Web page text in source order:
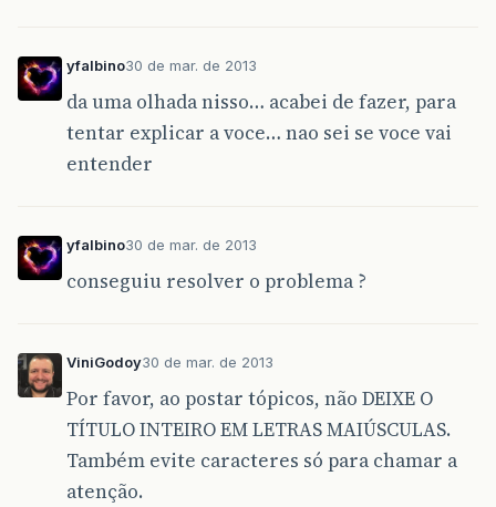
yfalbino30 de mar. de 2013
da uma olhada nisso… acabei de fazer, para
tentar explicar a voce… nao sei se voce vai
entender
yfalbino30 de mar. de 2013
conseguiu resolver o problema ?
ViniGodoy30 de mar. de 2013
Por favor, ao postar tópicos, não DEIXE O
TÍTULO INTEIRO EM LETRAS MAIÚSCULAS.
Também evite caracteres só para chamar a
atenção.